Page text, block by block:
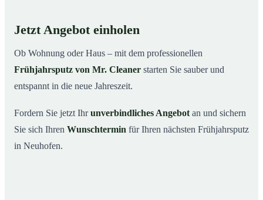
Jetzt Angebot einholen
Ob Wohnung oder Haus – mit dem professionellen
Frühjahrsputz von Mr. Cleaner starten Sie sauber und
entspannt in die neue Jahreszeit.
Fordern Sie jetzt Ihrunverbindliches Angebot an und sichern
Sie sich Ihren Wunschtermin für Ihren nächsten Frühjahrsputz
in Neuhofen.